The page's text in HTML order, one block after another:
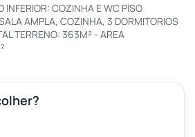
INFERIOR: COZINHA E WC PISO
AMPLA, COZINHA, 3 DORMITORIOS
TERRENO: 363M² - AREA